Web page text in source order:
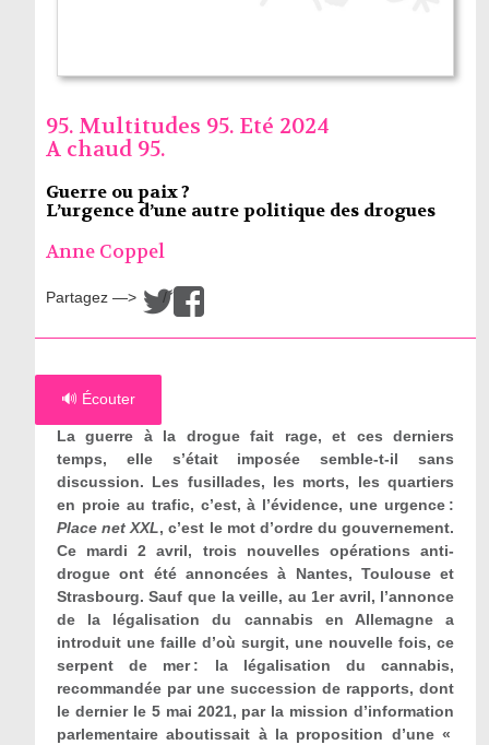
95. Multitudes 95. Eté 2024
A chaud 95.
Guerre ou paix ?
L’urgence d’une autre politique des drogues
Anne Coppel
Partagez —> /
🔊 Écouter
La guerre à la drogue fait rage, et ces derniers
temps, elle s’était imposée semble-t-il sans
discussion. Les fusillades, les morts, les quartiers
en proie au trafic, c’est, à l’évidence, une urgence :
Place net XXL, c’est le mot d’ordre du gouvernement.
Ce mardi 2 avril, trois nouvelles opérations anti-
drogue ont été annoncées à Nantes, Toulouse et
Strasbourg. Sauf que la veille, au 1er avril, l’annonce
de la légalisation du cannabis en Allemagne a
introduit une faille d’où surgit, une nouvelle fois, ce
serpent de mer : la légalisation du cannabis,
recommandée par une succession de rapports, dont
le dernier le 5 mai 2021, par la mission d’information
parlementaire aboutissait à la proposition d’une «